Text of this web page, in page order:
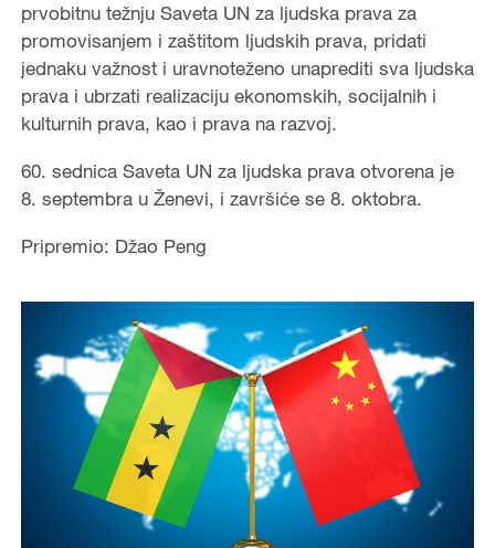
prvobitnu težnju Saveta UN za ljudska prava za
promovisanjem i zaštitom ljudskih prava, pridati
jednaku važnost i uravnoteženo unaprediti sva ljudska
prava i ubrzati realizaciju ekonomskih, socijalnih i
kulturnih prava, kao i prava na razvoj.
60. sednica Saveta UN za ljudska prava otvorena je
8. septembra u Ženevi, i završiće se 8. oktobra.
Pripremio: Džao Peng